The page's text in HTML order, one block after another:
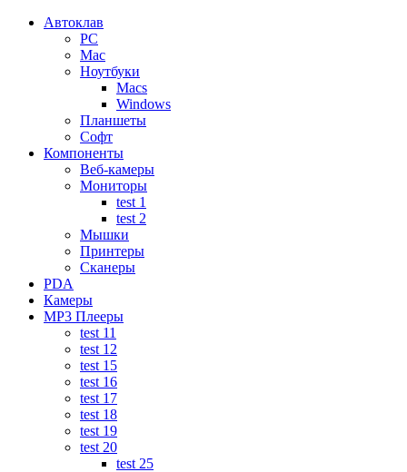
Автоклав
PC
Mac
Ноутбуки
Macs
Windows
Планшеты
Софт
Компоненты
Веб-камеры
Мониторы
test 1
test 2
Мышки
Принтеры
Сканеры
PDA
Камеры
MP3 Плееры
test 11
test 12
test 15
test 16
test 17
test 18
test 19
test 20
test 25